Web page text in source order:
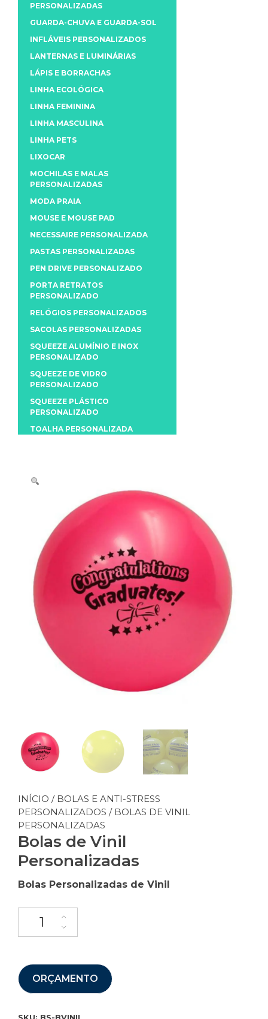
INÍCIO / BOLAS E ANTI-STRESS
PERSONALIZADOS / BOLAS DE VINIL
PERSONALIZADAS
Bolas de Vinil
Personalizadas
Bolas Personalizadas de Vinil
ORÇAMENTO
SKU: BS-BVINIL
PERSONALIZADAS
GUARDA-CHUVA E GUARDA-SOL
INFLÁVEIS PERSONALIZADOS
LANTERNAS E LUMINÁRIAS
LÁPIS E BORRACHAS
LINHA ECOLÓGICA
LINHA FEMININA
LINHA MASCULINA
LINHA PETS
LIXOCAR
MOCHILAS E MALAS
PERSONALIZADAS
MODA PRAIA
MOUSE E MOUSE PAD
NECESSAIRE PERSONALIZADA
PASTAS PERSONALIZADAS
PEN DRIVE PERSONALIZADO
PORTA RETRATOS
PERSONALIZADO
RELÓGIOS PERSONALIZADOS
SACOLAS PERSONALIZADAS
SQUEEZE ALUMÍNIO E INOX
PERSONALIZADO
SQUEEZE DE VIDRO
PERSONALIZADO
SQUEEZE PLÁSTICO
PERSONALIZADO
TOALHA PERSONALIZADA